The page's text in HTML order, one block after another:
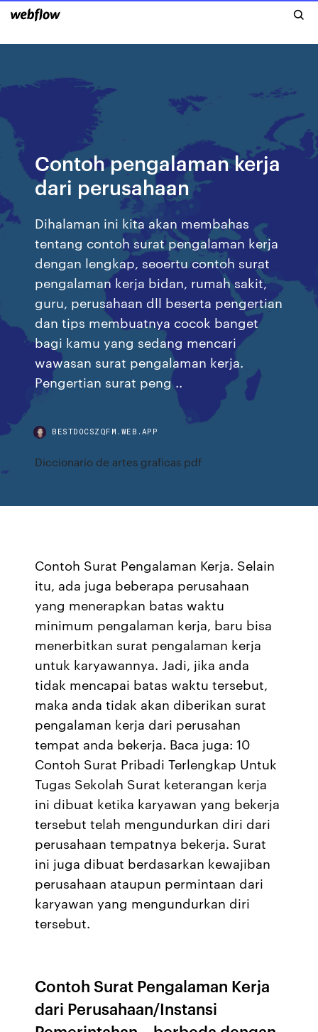
Contoh pengalaman kerja
dari perusahaan
Dihalaman ini kita akan membahas
tentang contoh surat pengalaman kerja
dengan lengkap, seoertu contoh surat
pengalaman kerja bidan, rumah sakit,
guru, perusahaan dll beserta pengertian
dan tips membuatnya cocok banget
bagi kamu yang sedang mencari
wawasan surat pengalaman kerja.
Pengertian surat peng ..
BESTDOCSZQFM.WEB.APP
Diccionario de artes graficas pdf
Contoh Surat Pengalaman Kerja. Selain
itu, ada juga beberapa perusahaan
yang menerapkan batas waktu
minimum pengalaman kerja, baru bisa
menerbitkan surat pengalaman kerja
untuk karyawannya. Jadi, jika anda
tidak mencapai batas waktu tersebut,
maka anda tidak akan diberikan surat
pengalaman kerja dari perusahan
tempat anda bekerja. Baca juga: 10
Contoh Surat Pribadi Terlengkap Untuk
Tugas Sekolah Surat keterangan kerja
ini dibuat ketika karyawan yang bekerja
tersebut telah mengundurkan diri dari
perusahaan tempatnya bekerja. Surat
ini juga dibuat berdasarkan kewajiban
perusahaan ataupun permintaan dari
karyawan yang mengundurkan diri
tersebut.
Contoh Surat Pengalaman Kerja
dari Perusahaan/Instansi